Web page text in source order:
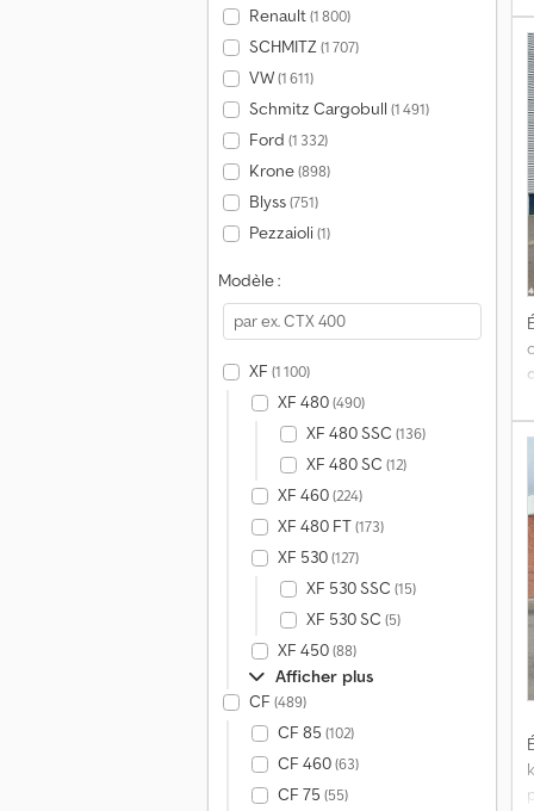
Renault(1 800)
SCHMITZ(1 707)
VW(1 611)
Schmitz Cargobull (1 491)
Ford (1 332)
Krone(898)
Blyss(751)
Pezzaioli(1)
Modèle :
XF (1 100)
XF 480(490)
XF 480 SSC (136)
XF 480 SC (12)
XF 460(224)
XF 480 FT(173)
XF 530(127)
XF 530 SSC (15)
XF 530 SC (5)
XF 450(88)
Afficher plus
CF (489)
CF 85 (102)
CF 460(63)
CF 75 (55)